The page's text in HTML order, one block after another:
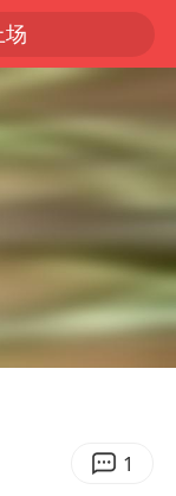
”店
1岁宝宝碰坏纸巾盒 宝妈被索赔924元
泸溪河：桃酥吃出金属牙冠视频不实
女子开一天一夜空调后二氧化碳中毒
女儿均非亲生
更省电”不实
蛋糕”
00:13
1